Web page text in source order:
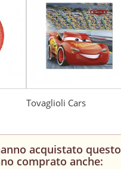
Tovaglioli Cars
acquistato questo
comprato anche: